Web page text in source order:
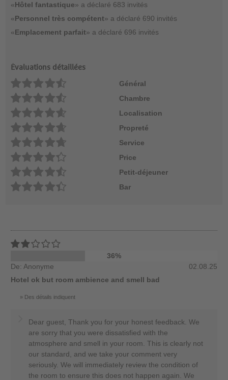
«Hôtel fantastique» a déclaré 683 invités
«Personnel très compétent» a déclaré 690 invités
«Emplacement parfait» a déclaré 696 invités
Évaluations détaillées
Général
Chambre
Localisation
Propreté
Service
Price
Petit-déjeuner
Bar
36%
De: Anonyme
02.08.25
Hotel ok but room ambience and smell bad
Des détails indiquent
Dear guest, Thank you for your honest feedback. We
are sorry that you were dissatisfied with the
atmosphere and smell in your room. This is clearly not
our standard, and we take your comment very
seriously. We will immediately review the condition of
the room to ensure this does not happen again. We